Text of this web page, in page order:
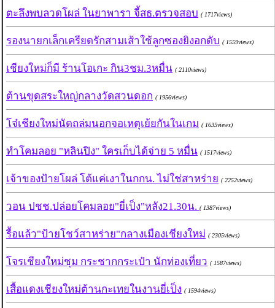
ตะลึงพบลวดโผล่ ในยาพารา จี้สธ.ตรวจสอบ ( 1717views)
รองนายกเล็กเครียดรักสามเส้าใช้ลูกซองยิงอกดับ ( 1559views)
เชียงใหม่ก็มี ร้านโอเกะ กิน3ชม.3หมื่น ( 2110views)
ต้านขุดสระใหญ่กลางวัดสวนดอก ( 1956views)
โจ๋เชียงใหม่นัดถล่มนอกจอเหตุเย้ยกันในเกม ( 1635views)
ทำโคมลอย "หลินปิง" ใครเก็บได้จ่าย 5 หมื่น ( 1517views)
เจ้าของป้ายโผล่ โต้แค่เงาในกกน. ไม่ใช่สาหร่าย ( 2252views)
วอน ปชช.ปล่อยโคมลอย"ยี่เป็ง"หลัง21.30น. ( 1387views)
รื้อแล้ว"ป้ายโชว์สาหร่าย"กลางเมืองเชียงใหม่ ( 2305views)
โจรเชียงใหม่ชุม กระชากกระเป๋า นักท่องเที่ยว ( 1587views)
เสื้อแดงเชียงใหม่ต้านกะเทยในงานยี่เป็ง ( 1594views)